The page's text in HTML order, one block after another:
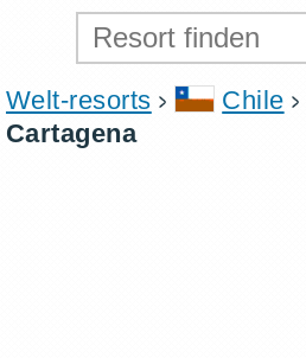
Welt-resorts Chile
Cartagena